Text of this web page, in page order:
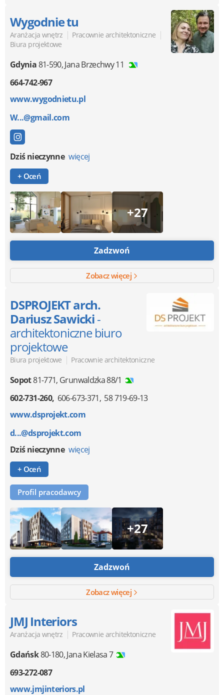
Wygodnie tu
Aranżacja wnętrz | Pracownie architektoniczne |
Biura projektowe
Gdynia81-590,Jana Brzechwy 11
664-742-967
www.wygodnietu.pl
W...@gmail.com
Dziś nieczynne więcej
+ Oceń
+27
Zadzwoń
Zobacz więcej
DSPROJEKT arch.
Dariusz Sawicki-
architektoniczne biuro
projektowe
Biura projektowe | Pracownie architektoniczne
Sopot81-771, Grunwaldzka 88/1
602-731-260 606-673-371 58 719-69-13
www.dsprojekt.com
d...@dsprojekt.com
Dziś nieczynne więcej
+ Oceń
Profil pracodawcy
+27
Zadzwoń
Zobacz więcej
JMJ Interiors
Aranżacja wnętrz | Pracownie architektoniczne
Gdańsk80-180,Jana Kielasa 7
693-272-087
www.jmjinteriors.pl